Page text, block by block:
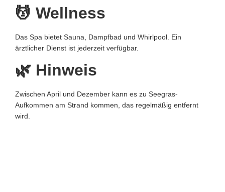
💆 Wellness
Das Spa bietet Sauna, Dampfbad und Whirlpool. Ein
ärztlicher Dienst ist jederzeit verfügbar.
🌿 Hinweis
Zwischen April und Dezember kann es zu Seegras-
Aufkommen am Strand kommen, das regelmäßig entfernt
wird.